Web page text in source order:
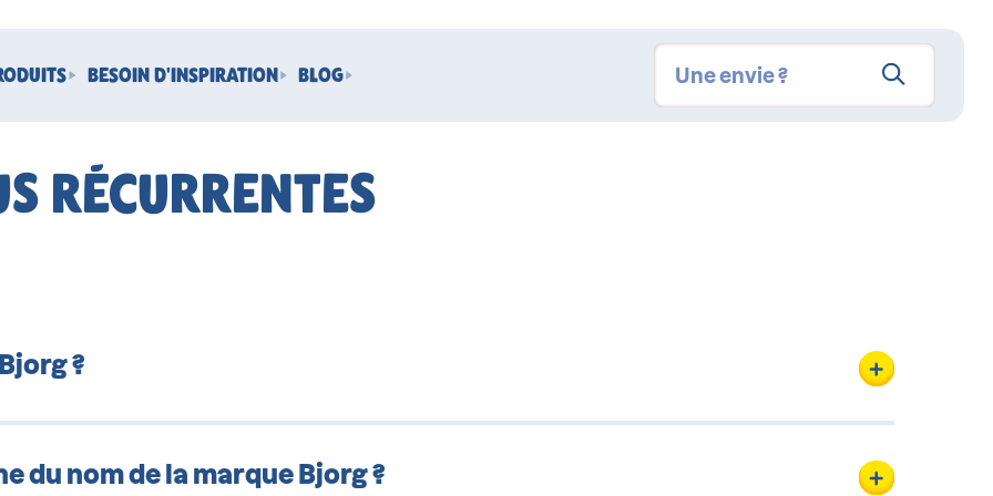
BESOIN D'INSPIRATION BLOG
RÉCURRENTES
?
partie de l’entreprise Bjorg et compagnie, filiale française d’Ecotone
ans.
du nom de la marque Bjorg ?